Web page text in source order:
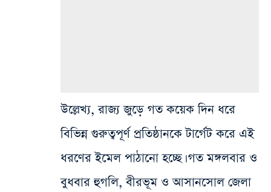
উল্লেখ্য, রাজ্য জুড়ে গত কয়েক দিন ধরে
বিভিন্ন গুরুত্বপূর্ণ প্রতিষ্ঠানকে টার্গেট করে এই
ধরণের ইমেল পাঠানো হচ্ছে। গত মঙ্গলবার ও
বুধবার হুগলি, বীরভূম ও আসানসোল জেলা